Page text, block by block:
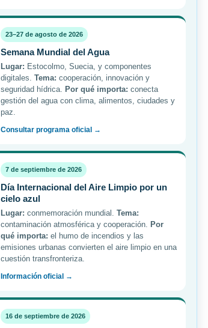
23–27 de agosto de 2026
Semana Mundial del Agua
Lugar: Estocolmo, Suecia, y componentes
digitales. Tema: cooperación, innovación y
seguridad hídrica. Por qué importa: conecta
gestión del agua con clima, alimentos, ciudades y
paz.
Consultar programa oficial →
7 de septiembre de 2026
Día Internacional del Aire Limpio por un
cielo azul
Lugar: conmemoración mundial. Tema:
contaminación atmosférica y cooperación. Por
qué importa: el humo de incendios y las
emisiones urbanas convierten el aire limpio en una
cuestión transfronteriza.
Información oficial →
16 de septiembre de 2026